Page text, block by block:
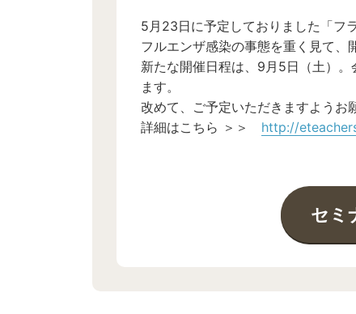
5月23日に予定しておりました「フ
フルエンザ感染の事態を重く見て、
新たな開催日程は、9月5日（土）
ます。
改めて、ご予定いただきますようお
詳細はこちら ＞＞ http://
セミ